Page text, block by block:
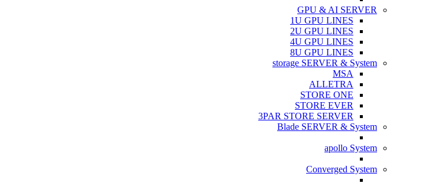
GPU & AI SERVER
1U GPU LINES
2U GPU LINES
4U GPU LINES
8U GPU LINES
storage SERVER & System
MSA
ALLETRA
STORE ONE
STORE EVER
3PAR STORE SERVER
Blade SERVER & System
apollo System
Converged System